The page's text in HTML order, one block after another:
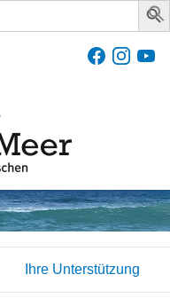
Ihre Unterstützung